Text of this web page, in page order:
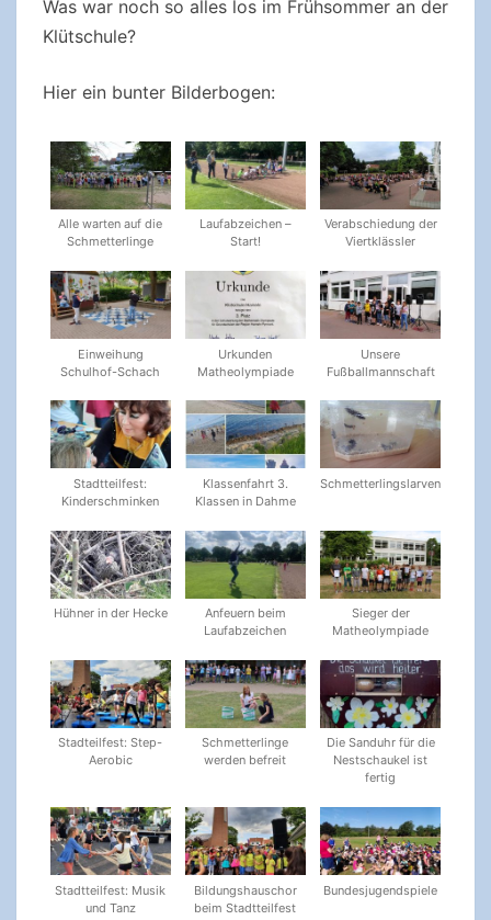
Was war noch so alles los im Frühsommer an der
Klütschule?
Hier ein bunter Bilderbogen:
Alle warten auf die
Schmetterlinge
Laufabzeichen –
Start!
Verabschiedung der
Viertklässler
Einweihung
Schulhof-Schach
Urkunden
Matheolympiade
Unsere
Fußballmannschaft
Stadtteilfest:
Kinderschminken
Klassenfahrt 3.
Klassen in Dahme
Schmetterlingslarven
Hühner in der Hecke
Anfeuern beim
Laufabzeichen
Sieger der
Matheolympiade
Stadteilfest: Step-
Aerobic
Schmetterlinge
werden befreit
Die Sanduhr für die
Nestschaukel ist
fertig
Stadtteilfest: Musik
und Tanz
Bildungshauschor
beim Stadtteilfest
Bundesjugendspiele